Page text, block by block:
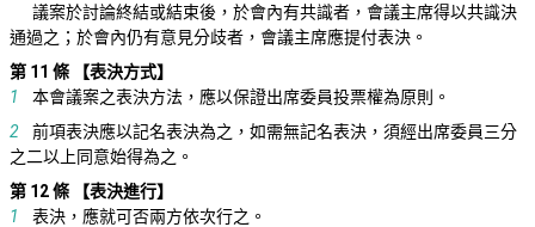
議案於討論終結或結束後，於會內有共識者，會議主席得以共識決
通過之；於會內仍有意見分歧者，會議主席應提付表決。
第 11 條
【表決方式】
1
本會議案之表決方法，應以保證出席委員投票權為原則。
2
前項表決應以記名表決為之，如需無記名表決，須經出席委員三分
之二以上同意始得為之。
第 12 條
【表決進行】
1
表決，應就可否兩方依次行之。